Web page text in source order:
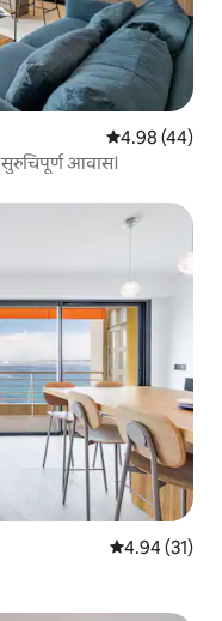
औसत रेटिंग 5 में
4.98 (44)
आवास।
औसत रेटिंग 5 में
4.94 (31)